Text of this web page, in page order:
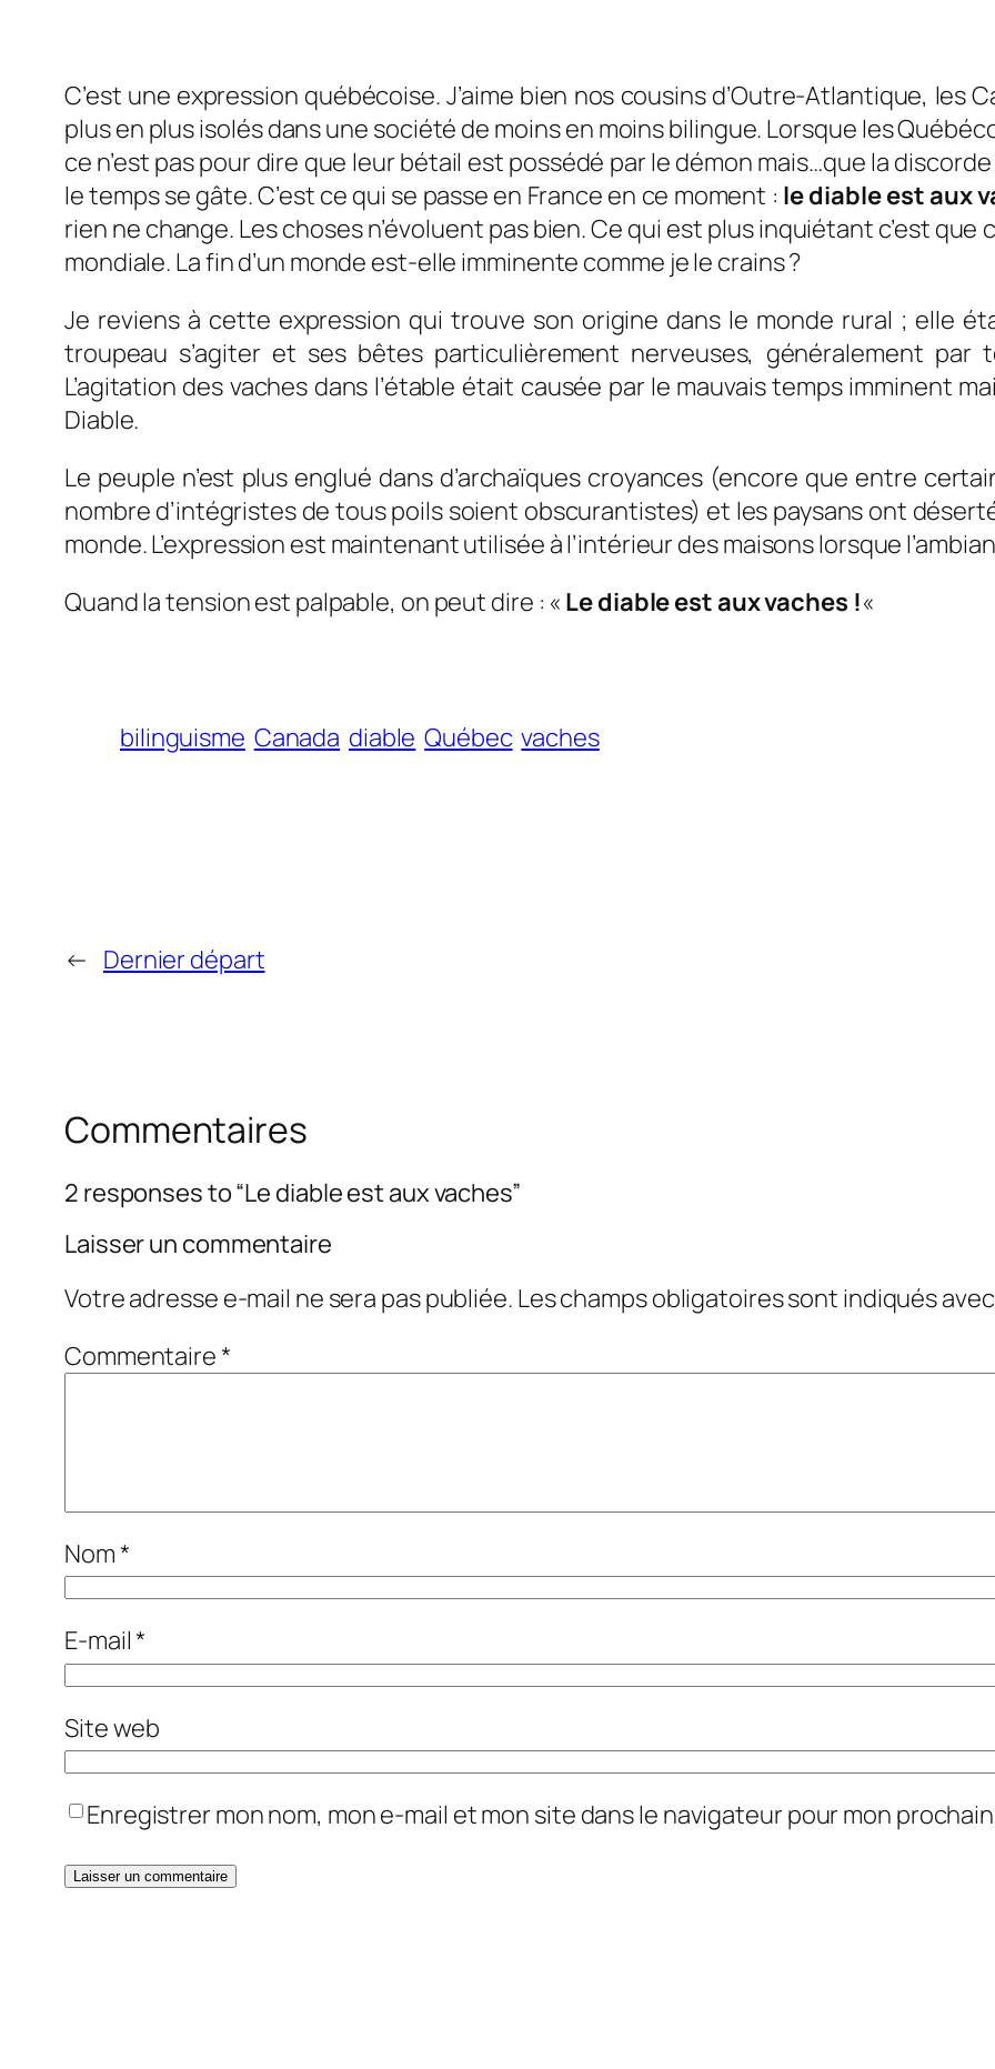
C’est une expression québécoise. J’aime bien nos cousins d’Outre-Atlantique,
plus en plus isolés dans une société de moins en moins bilingue. Lorsque les
ce n’est pas pour dire que leur bétail est possédé par le démon mais…que la
le temps se gâte. C’est ce qui se passe en France en ce moment : le diable est aux
rien ne change. Les choses n’évoluent pas bien. Ce qui est plus inquiétant c’est
mondiale. La fin d’un monde est-elle imminente comme je le crains ?
Je reviens à cette expression qui trouve son origine dans le monde rural ; elle
troupeau s’agiter et ses bêtes particulièrement nerveuses, généralement par
L’agitation des vaches dans l’étable était causée par le mauvais temps imminent
Diable.
Le peuple n’est plus englué dans d’archaïques croyances (encore que entre
nombre d’intégristes de tous poils soient obscurantistes) et les paysans ont
monde. L’expression est maintenant utilisée à l’intérieur des maisons lorsque
Quand la tension est palpable, on peut dire : « Le diable est aux vaches !«
bilinguisme Canada diable Québec vaches
← Dernier départ
Commentaires
2 responses to “Le diable est aux vaches”
Laisser un commentaire
Votre adresse e-mail ne sera pas publiée. Les champs obligatoires sont indiqués
Commentaire*
Nom*
E-mail*
Site web
Enregistrer mon nom, mon e-mail et mon site dans le navigateur pour mon